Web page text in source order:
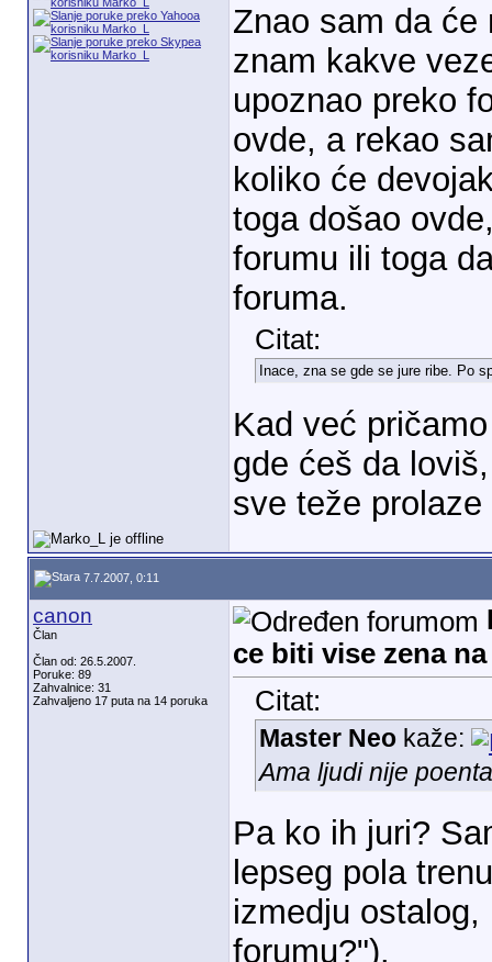
Znao sam da će
znam kakve
upoznao preko
ovde, a rekao
koliko će
toga došao
forumu ili toga
foruma.
Citat:
Inace, zna se gde se jure ribe. Po
Kad već
gde ćeš da
sve teže prolaze
7.7.2007, 0:11
canon
Član
Član od: 26.5.2007.
Poruke: 89
Zahvalnice: 31
Zahvaljeno 17 puta na 14 poruka
ce biti vise zena
Citat:
Master Neokaže:
Ama ljudi nije
Pa ko ih juri?
lepseg pola
izmedju
forumu?").